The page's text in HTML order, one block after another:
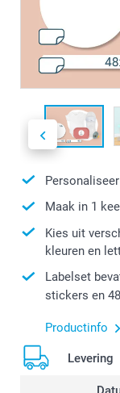
Maak in 1
Kies uit
kleuren en
Labelset
stickers en
Productinfo
Levering